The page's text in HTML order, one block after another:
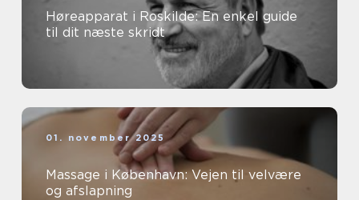
Høreapparat i Roskilde: En enkel guide
til dit næste skridt
01. november 2025
Massage i København: Vejen til velvære
og afslapning